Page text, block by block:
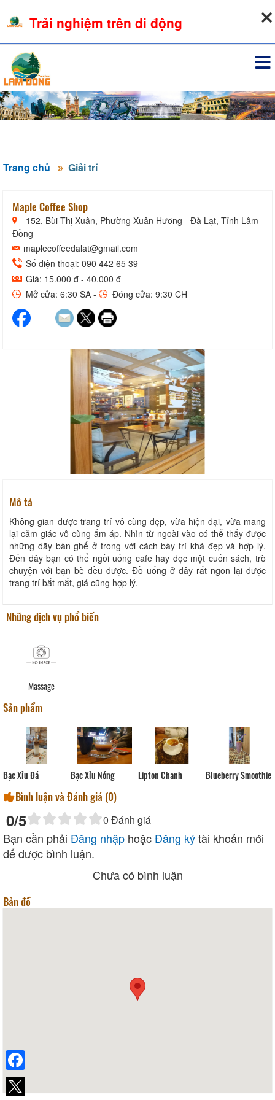
Trang chủ Giải trí
Maple Coffee Shop
152, Bùi Thị Xuân, Phường Xuân Hương - Đà Lạt, Tỉnh Lâm
Đồng
maplecoffeedalat@gmail.com
Số điện thoại: 090 442 65 39
Giá: 15.000 đ - 40.000 đ
Mở cửa: 6:30 SA -
Đóng cửa: 9:30 CH
Mô tả
Không gian được trang trí vô cùng đẹp, vừa hiện đại, vừa mang
lại cảm giác vô cùng ấm áp. Nhìn từ ngoài vào có thể thấy được
những dãy bàn ghế ở trong với cách bày trí khá đẹp và hợp lý.
Đến đây bạn có thể ngồi uống cafe hay đọc một cuốn sách, trò
chuyện với bạn bè đều được. Đồ uống ở đây rất ngon lại được
trang trí bắt mắt, giá cũng hợp lý.
Những dịch vụ phổ biến
Massage
Sản phẩm
Bạc Xỉu Đá Bạc Xỉu Nóng Lipton Chanh Blueberry Smoothie
Bình luận và Đánh giá (0)
0/5 0 Đánh giá
Bạn cần phải Đăng nhập hoặcĐăng kýtài khoản mới
để được bình luận.
Chưa có bình luận
Bản đồ
Trải nghiệm trên di động
Facebook